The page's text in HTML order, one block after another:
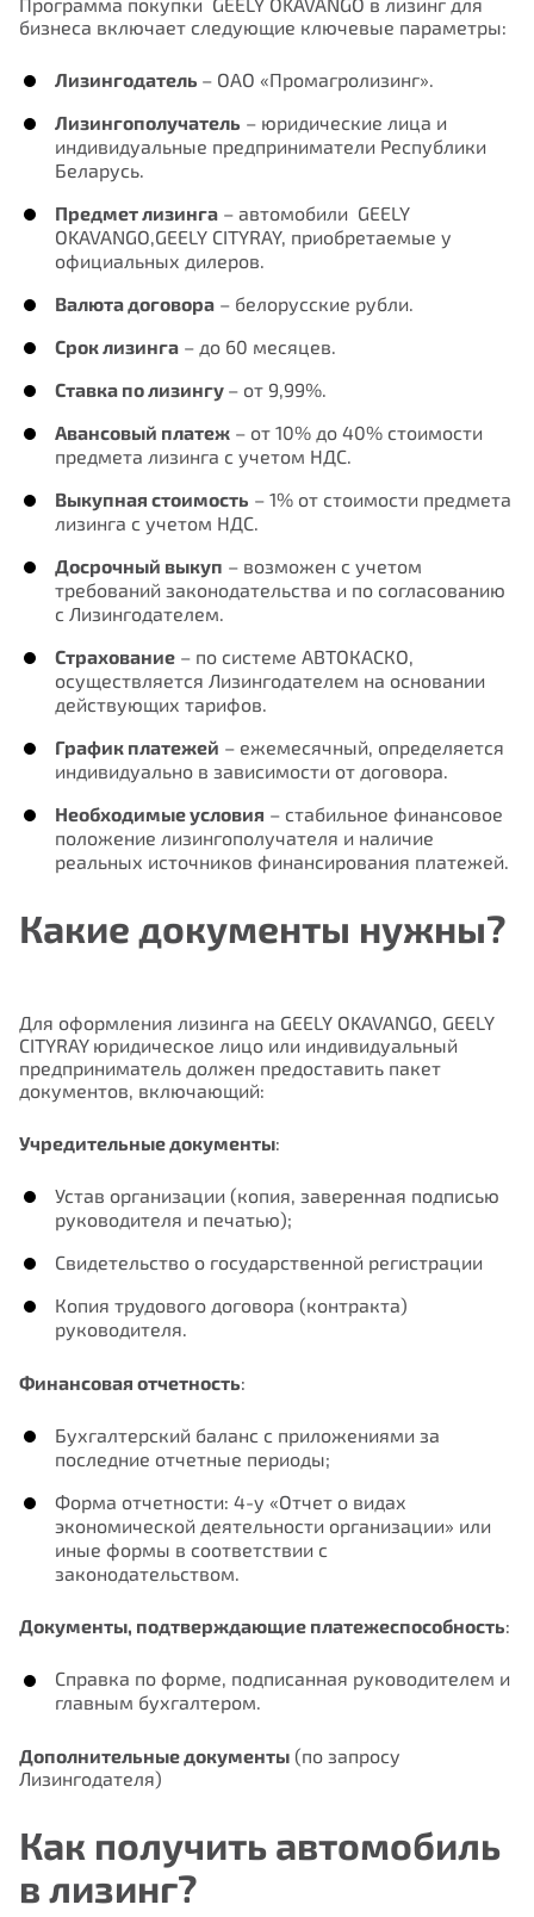
бизнеса включает следующие ключевые параметры:
Лизингодатель – ОАО «Промагролизинг».
Лизингополучатель – юридические лица и
индивидуальные предприниматели Республики
Беларусь.
Предмет лизинга – автомобили GEELY
OKAVANGO,GEELY CITYRAY, приобретаемые у
официальных дилеров.
Валюта договора – белорусские рубли.
Срок лизинга – до 60 месяцев.
Ставка по лизингу – от 9,99%.
Авансовый платеж – от 10% до 40% стоимости
предмета лизинга с учетом НДС.
Выкупная стоимость – 1% от стоимости предмета
лизинга с учетом НДС.
Досрочный выкуп – возможен с учетом
требований законодательства и по согласованию
с Лизингодателем.
Страхование – по системе АВТОКАСКО,
осуществляется Лизингодателем на основании
действующих тарифов.
График платежей – ежемесячный, определяется
индивидуально в зависимости от договора.
Необходимые условия – стабильное финансовое
положение лизингополучателя и наличие
реальных источников финансирования платежей.
Какие документы нужны?
Для оформления лизинга на GEELY OKAVANGO, GEELY
CITYRAY юридическое лицо или индивидуальный
предприниматель должен предоставить пакет
документов, включающий:
Учредительные документы:
Устав организации (копия, заверенная подписью
руководителя и печатью);
Свидетельство о государственной регистрации
Копия трудового договора (контракта)
руководителя.
Финансовая отчетность:
Бухгалтерский баланс с приложениями за
последние отчетные периоды;
Форма отчетности: 4-у «Отчет о видах
экономической деятельности организации» или
иные формы в соответствии с
законодательством.
Документы, подтверждающие платежеспособность:
Справка по форме, подписанная руководителем и
главным бухгалтером.
Дополнительные документы (по запросу
Лизингодателя)
Как получить автомобиль
в лизинг?